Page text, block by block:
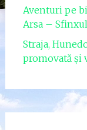
Aventuri pe
Arsa –
Straja,
promovată și